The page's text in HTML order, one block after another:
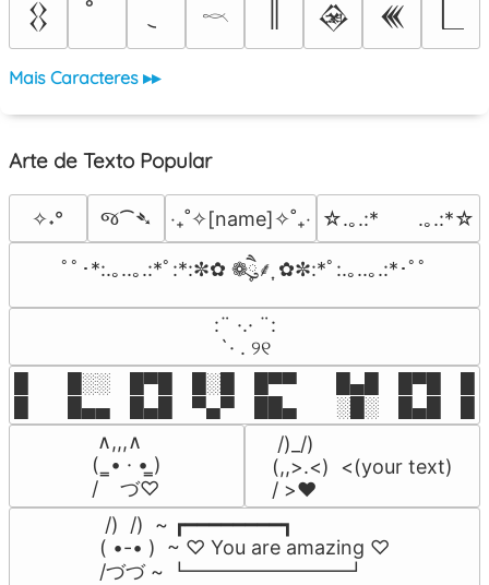
𒌐 𓎖 𒊲 𒌍
Mais Caracteres ▸▸
Arte de Texto Popular
✧˖° જ⁀➴ ‎‧₊˚✧[name]✧˚₊‧ ☆.｡.:*　　.｡.:*☆
ﾟﾟ･*:.｡..｡.:*ﾟ:*:✼✿ ❁ཻུ۪۪⸙͎ ✿✼:*ﾟ:.｡..｡.:*･ﾟﾟ
⠀:¨ ·.· ¨:⠀
⠀ `· . ୨୧⠀
█  █░░ █▀█ █░█ █▀▀  █▄█ █▀█
█  █▄▄ █▄█ ▀▄▀ ██▄  ░█░ █▄█
∧,,,∧
(  ̳• · • ̳)
/    づ♡
/)_/)
(,,>.<)  <(your text)
/ >❤️
/)  /)  ~ ┏━━━━━━━━┓
( •-• )  ~ ♡ You are amazing ♡
/づづ ~ ┗━━━━━━━━┛